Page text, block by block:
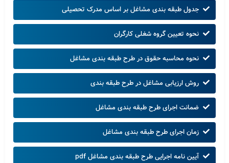
جدول طبقه بندی مشاغل بر اساس مدرک تحصیلی
نحوه تعیین گروه شغلی کارگران
نحوه محاسبه حقوق در طرح طبقه بندی مشاغل
روش ارزیابی مشاغل در طرح طبقه بندی
ضمانت اجرای طرح طبقه بندی مشاغل
زمان اجرای طرح طبقه بندی مشاغل
آیین نامه اجرایی طرح طبقه بندی مشاغل pdf